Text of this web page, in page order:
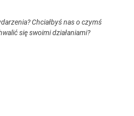
Chciałbyś nas o czymś
się swoimi działaniami?